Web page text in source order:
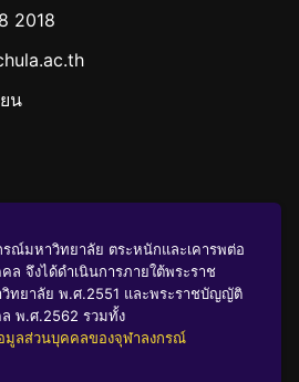
2018
น
ข้อมูลส่วนบุคคล
ณ์มหาวิทยาลัย ตระหนักและเคารพต่อ
ล จึงได้ดำเนินการภายใต้พระราช
ยาลัย พ.ศ.2551 และพระราชบัญญัติ
พ.ศ.2562 รวมทั้ง
มูลส่วนบุคคลของจุฬาลงกรณ์